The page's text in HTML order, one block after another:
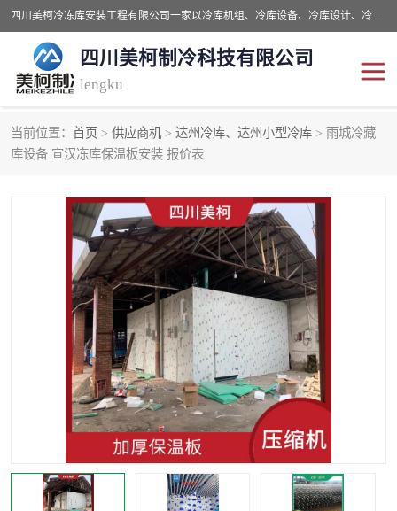
四川美柯冷冻库安装工程有限公司一家以冷库机组、冷库设备、冷库设计、冷冻库设备销售、冷库安装、冻库安装价格及技术服务为一体的综合企业，咨询热线：同等设备材料优惠10% 。公司各种类型安装组合式冷库、冷冻库、冷藏库、气调保鲜库、并提供成套设备供应、安装与调试、维护与维修、技术咨询、操作维修人员技术培训等
四川美柯制冷科技有限公司
lengku
当前位置： 首页 > 供应商机 > 达州冷库、达州小型冷库 > 雨城冷藏
库设备 宣汉冻库保温板安装 报价表
冷库安装，冷库价格
成都冻库，成都冻库价格 绵阳冻库,绵阳保鲜冷库
德阳冻库安装，德阳冷库 广元冻库安装,广元冻库造
价
南充冻库设计,南充冻库安 遂宁冻库
资阳冻库，资阳冻库安装 泸州冻库，泸州冷库
乐山冻库,乐山保鲜冷库 自贡冻库组装
雅安冷库,雅安冻库 攀枝花冻库
冻库安装，小型冻库造价
内江冷库，内江冻库 宜宾冷库，宜宾冻库设备